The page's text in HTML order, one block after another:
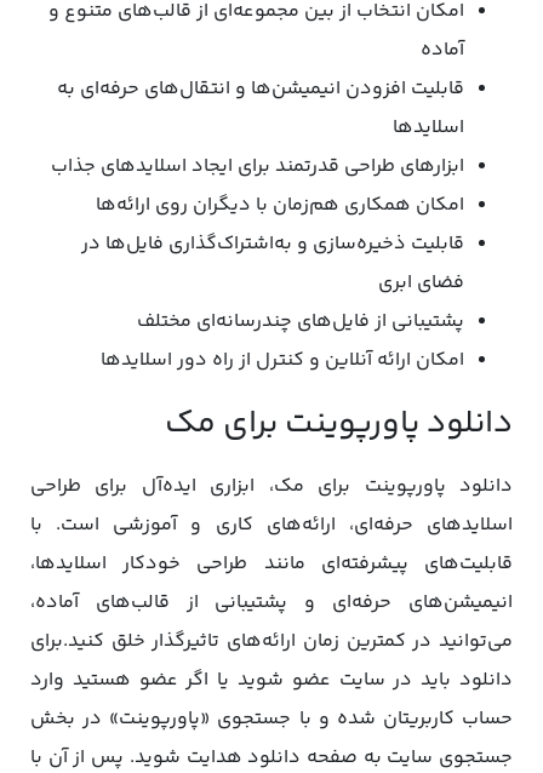
امکان انتخاب از بین مجموعه‌ای از قالب‌های متنوع و
آماده
قابلیت افزودن انیمیشن‌ها و انتقال‌های حرفه‌ای به
اسلایدها
ابزارهای طراحی قدرتمند برای ایجاد اسلایدهای جذاب
امکان همکاری هم‌زمان با دیگران روی ارائه‌ها
قابلیت ذخیره‌سازی و به‌اشتراک‌گذاری فایل‌ها در
فضای ابری
پشتیبانی از فایل‌های چندرسانه‌ای مختلف
امکان ارائه آنلاین و کنترل از راه دور اسلایدها
دانلود پاورپوینت برای مک
دانلود پاورپوینت برای مک، ابزاری ایده‌آل برای طراحی
اسلایدهای حرفه‌ای، ارائه‌های کاری و آموزشی است. با
قابلیت‌های پیشرفته‌ای مانند طراحی خودکار اسلایدها،
انیمیشن‌های حرفه‌ای و پشتیبانی از قالب‌های آماده،
می‌توانید در کمترین زمان ارائه‌های تاثیرگذار خلق کنید.برای
دانلود باید در سایت عضو شوید یا اگر عضو هستید وارد
حساب کاربریتان شده و با جستجوی «پاورپوینت» در بخش
جستجوی سایت به صفحه دانلود هدایت شوید. پس از آن با